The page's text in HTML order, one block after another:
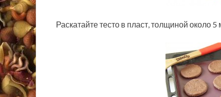
Раскатайте тесто в пласт, толщиной около